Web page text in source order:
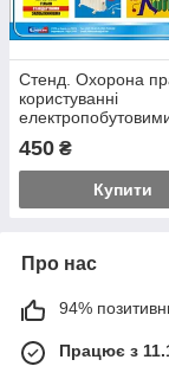
Стенд. Охорона
користуванні
приладами. 0,6х0,5.
Пластик
450 ₴
Купити
Про нас
94%
Працює з